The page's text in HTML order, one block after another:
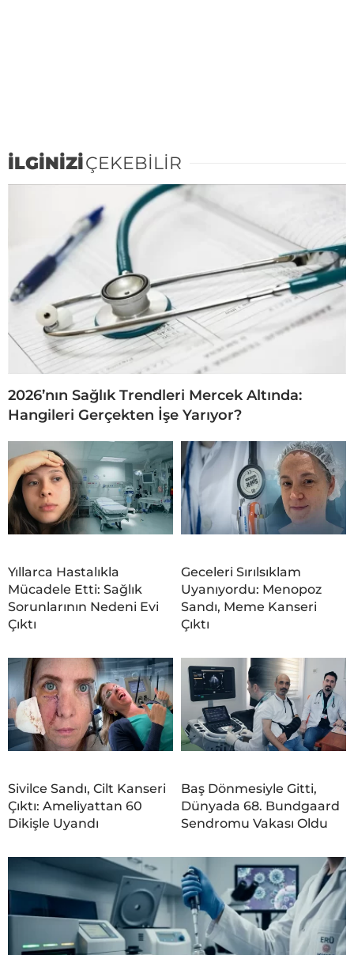
İLGİNİZİÇEKEBİLİR
2026’nın Sağlık Trendleri Mercek Altında:
Hangileri Gerçekten İşe Yarıyor?
Yıllarca Hastalıkla
Mücadele Etti: Sağlık
Sorunlarının Nedeni Evi
Çıktı
Geceleri Sırılsıklam
Uyanıyordu: Menopoz
Sandı, Meme Kanseri
Çıktı
Sivilce Sandı, Cilt Kanseri
Çıktı: Ameliyattan 60
Dikişle Uyandı
Baş Dönmesiyle Gitti,
Dünyada 68. Bundgaard
Sendromu Vakası Oldu